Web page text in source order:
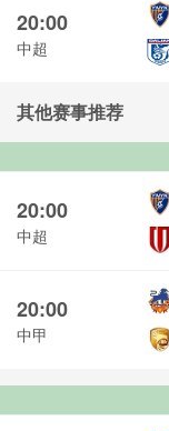
20:00
中超
其他赛事推荐
20:00
中超
20:00
中甲